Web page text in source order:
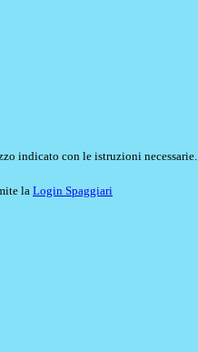
indicato con le istruzioni necessarie.
la Login Spaggiari